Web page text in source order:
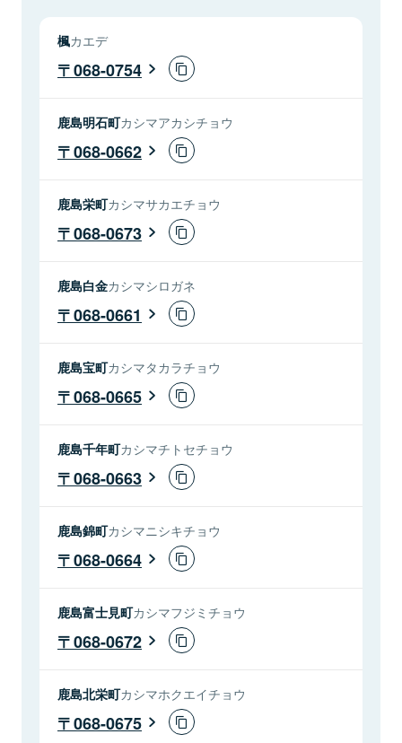
楓カエデ
068-0754
鹿島明石町カシマアカシチョウ
068-0662
鹿島栄町カシマサカエチョウ
068-0673
鹿島白金カシマシロガネ
068-0661
鹿島宝町カシマタカラチョウ
068-0665
鹿島千年町カシマチトセチョウ
068-0663
鹿島錦町カシマニシキチョウ
068-0664
鹿島富士見町カシマフジミチョウ
068-0672
鹿島北栄町カシマホクエイチョウ
068-0675